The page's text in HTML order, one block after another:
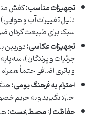
تجهیزات مناسب:کفش
دلیل تغییرات آب و
سبک برای طبیعت گردان
تجهیزات عکاسی:دوربین
جزئیات و پرندگان)، سه
و باتری اضافی حتماً
احترام به فرهنگ بومی:
اجازه بگیرید و به حریم